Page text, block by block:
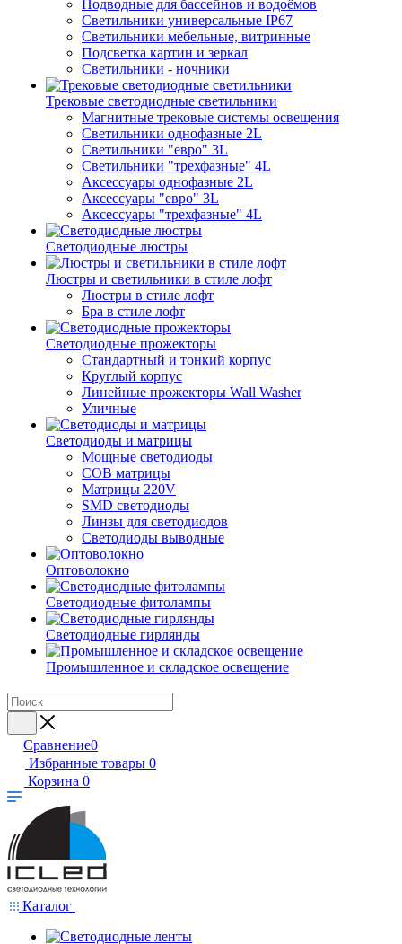
Подводные для бассейнов и водоёмов
Светильники универсальные IP67
Светильники мебельные, витринные
Подсветка картин и зеркал
Светильники - ночники
Трековые светодиодные светильники
Магнитные трековые системы освещения
Светильники однофазные 2L
Светильники "евро" 3L
Светильники "трехфазные" 4L
Аксессуары однофазные 2L
Аксессуары "евро" 3L
Аксессуары "трехфазные" 4L
Светодиодные люстры
Люстры и светильники в стиле лофт
Люстры в стиле лофт
Бра в стиле лофт
Светодиодные прожекторы
Стандартный и тонкий корпус
Круглый корпус
Линейные прожекторы Wall Washer
Уличные
Светодиоды и матрицы
Мощные светодиоды
COB матрицы
Матрицы 220V
SMD светодиоды
Линзы для светодиодов
Светодиоды выводные
Оптоволокно
Светодиодные фитолампы
Светодиодные гирлянды
Промышленное и складское освещение
Сравнение0
Избранные товары 0
Корзина 0
Каталог